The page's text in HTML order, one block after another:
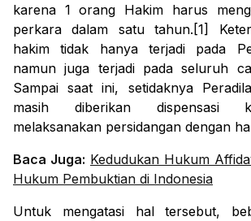
karena 1 orang Hakim harus
perkara dalam satu tahun.[1]
hakim tidak hanya terjadi pada
namun juga terjadi pada seluruh
Sampai saat ini, setidaknya
masih diberikan dispensasi
melaksanakan persidangan dengan
Baca Juga: Kedudukan Hukum
Hukum Pembuktian di Indonesia
Untuk mengatasi hal tersebut,